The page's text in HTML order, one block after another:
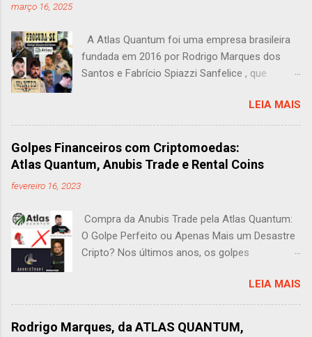
março 16, 2025
A Atlas Quantum foi uma empresa brasileira
fundada em 2016 por Rodrigo Marques dos
Santos e Fabrício Spiazzi Sanfelice , que
automatizados em criptomoedas, com um
robô de arbitragem de Bitcoin . A empresa
prometia lucros por meio de um algoritmo de
arbitragem que operava em diversas corretoras
internacionais, atraindo milhares de
rendimentos e uma estratégia de marketing
agressiva (sendo, até o momento, a única
empresa de criptoativos a anunciar uma
rapidamente atraiu milhares de investidores,
muitos dos quais depositaram suas
economias na esperança de obter lucros
LEIA MAIS
Golpes Financeiros com Criptomoedas:
Atlas Quantum, Anubis Trade e Rental Coins
fevereiro 16, 2023
Compra da Anubis Trade pela Atlas Quantum:
O Golpe Perfeito ou Apenas Mais um Desastre
Cripto? Nos últimos anos, os golpes
ganharam destaque no Brasil, deixando um
rastro de prejuízos para milhares de
investidores. Entre os casos mais notórios
LEIA MAIS
Rodrigo Marques, da ATLAS QUANTUM,